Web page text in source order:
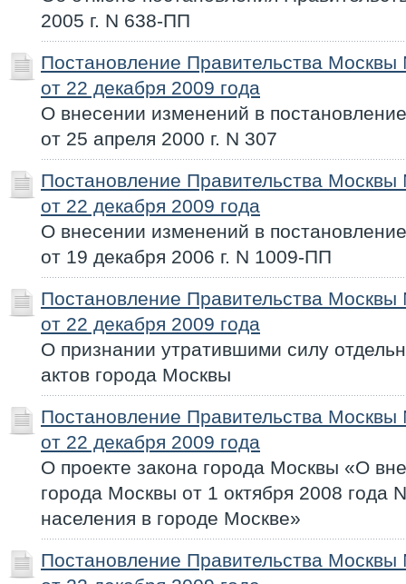
2005 г. N 638-ПП
Постановление Правительства
от 22 декабря 2009 года
О внесении изменений в
от 25 апреля 2000 г. N 307
Постановление Правительства
от 22 декабря 2009 года
О внесении изменений в
от 19 декабря 2006 г. N 1009-ПП
Постановление Правительства
от 22 декабря 2009 года
О признании утратившими силу
актов города Москвы
Постановление Правительства
от 22 декабря 2009 года
О проекте закона города Москвы «О
города Москвы от 1 октября 2008 года
населения в городе Москве»
Постановление Правительства